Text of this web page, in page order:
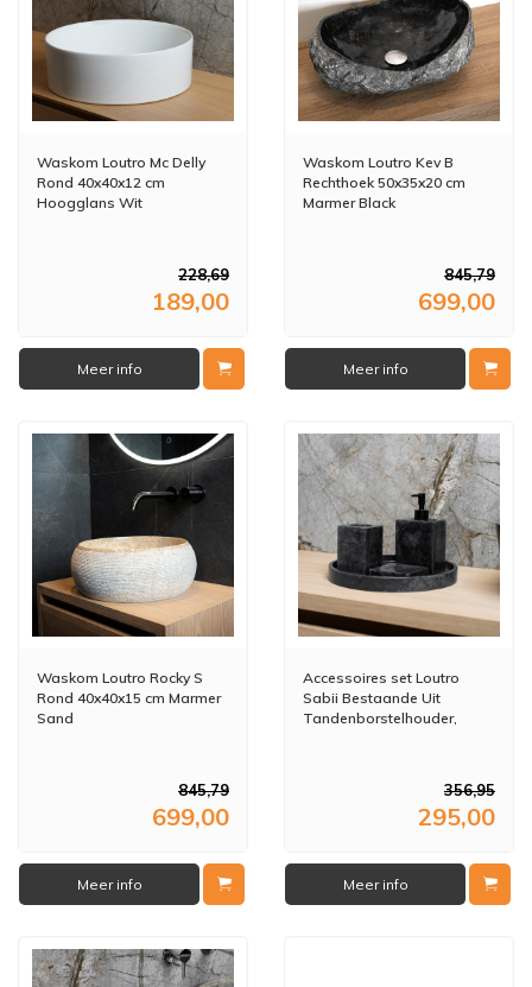
Waskom Loutro Mc Delly
Rond 40x40x12 cm
Hoogglans Wit
228,69
189,00
Meer info
Waskom Loutro Kev B
Rechthoek 50x35x20 cm
Marmer Black
845,79
699,00
Meer info
Waskom Loutro Rocky S
Rond 40x40x15 cm Marmer
Sand
845,79
699,00
Meer info
Accessoires set Loutro
Sabii Bestaande Uit
Tandenborstelhouder,
356,95
295,00
Meer info